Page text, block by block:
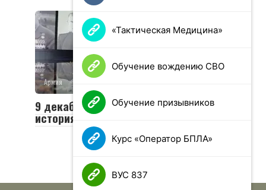
Армия
9 декабря — День Героев Отечества:
история и традиции праздника
«Тактическая Медицина»
Обучение вождению СВО
Обучение призывников
Курс «Оператор БПЛА»
ВУС 837